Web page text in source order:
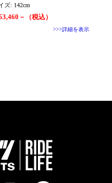
ズ: 142cm
－（税込）
>>>詳細を表示